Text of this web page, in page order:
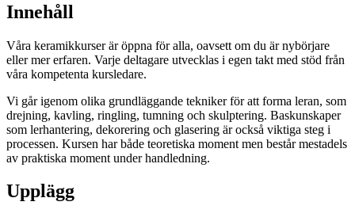
Innehåll
Våra keramikkurser är öppna för alla, oavsett om du är nybörjare
eller mer erfaren. Varje deltagare utvecklas i egen takt med stöd från
våra kompetenta kursledare.
Vi går igenom olika grundläggande tekniker för att forma leran, som
drejning, kavling, ringling, tumning och skulptering. Baskunskaper
som lerhantering, dekorering och glasering är också viktiga steg i
processen. Kursen har både teoretiska moment men består mestadels
av praktiska moment under handledning.
Upplägg